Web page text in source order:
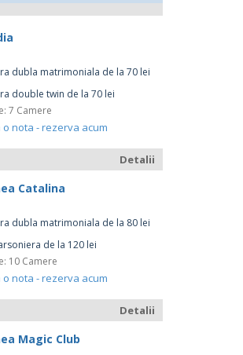
dubla matrimoniala de la 70 lei
double twin de la 70 lei
7 Camere
o nota - rezerva acum
Detalii
Catalina
dubla matrimoniala de la 80 lei
de la 120 lei
10 Camere
o nota - rezerva acum
Detalii
Magic Club